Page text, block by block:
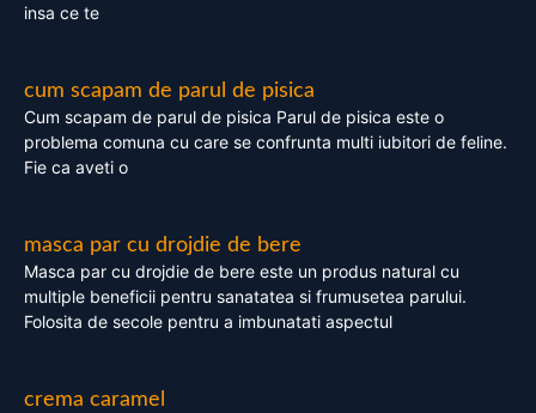
insa ce te
cum scapam de parul de pisica
Cum scapam de parul de pisica Parul de pisica este o
problema comuna cu care se confrunta multi iubitori de feline.
Fie ca aveti o
masca par cu drojdie de bere
Masca par cu drojdie de bere este un produs natural cu
multiple beneficii pentru sanatatea si frumusetea parului.
Folosita de secole pentru a imbunatati aspectul
crema caramel